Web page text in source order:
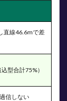
直線46.6mで差
型合計75%）
信しない